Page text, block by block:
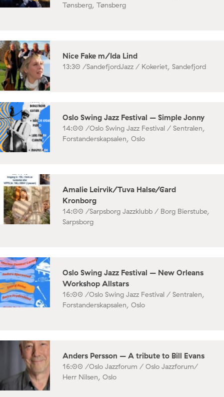
Tønsberg, Tønsberg
Nice Fake m/Ida Lind
13:30 /SandefjordJazz / Kokeriet, Sandefjord
Oslo Swing Jazz Festival – Simple Jonny
14:00 /Oslo Swing Jazz Festival / Sentralen,
Forstanderskapsalen, Oslo
Amalie Leirvik/Tuva Halse/Gard
Kronborg
14:00 /Sarpsborg Jazzklubb / Borg Bierstube,
Sarpsborg
Oslo Swing Jazz Festival – New Orleans
Workshop Allstars
16:00 /Oslo Swing Jazz Festival / Sentralen,
Forstanderskapsalen, Oslo
Anders Persson – A tribute to Bill Evans
16:00 /Oslo Jazzforum / Oslo Jazzforum/
Herr Nilsen, Oslo